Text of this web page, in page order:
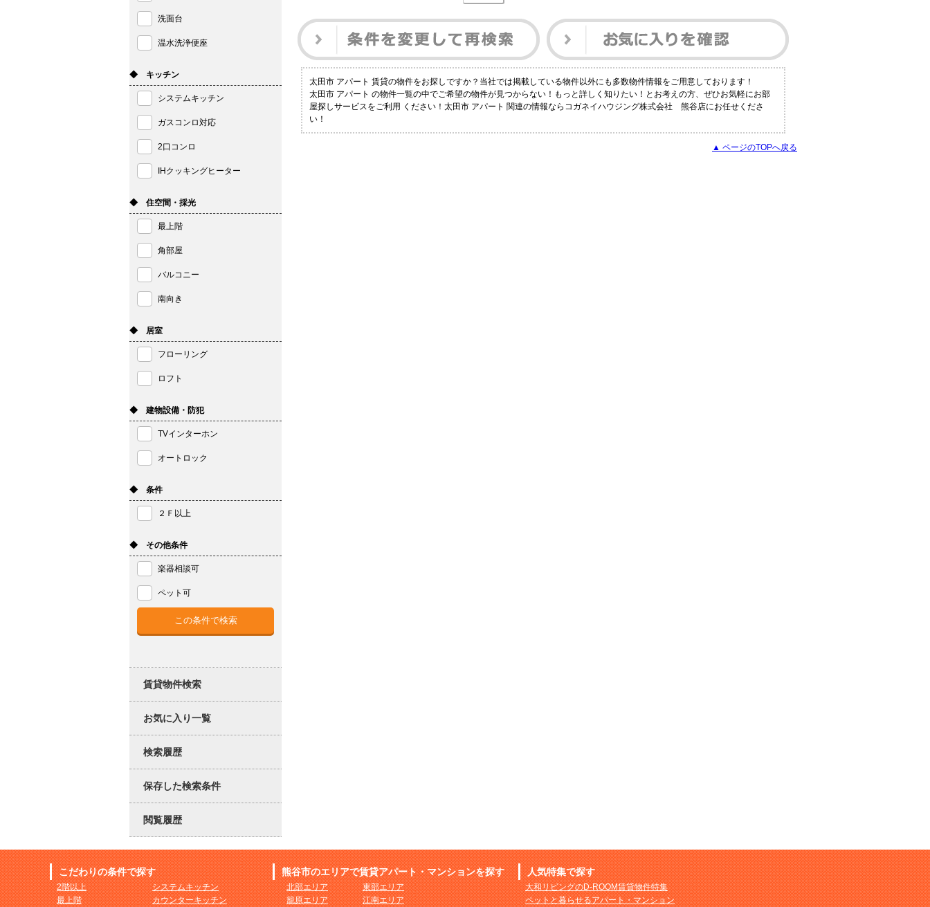
太田市 アパート 賃貸の物件をお探しですか？当社では掲載している物件以外にも多数物件情報をご用意しております！
太田市 アパート の物件一覧の中でご希望の物件が見つからない！もっと詳しく知りたい！とお考えの方、ぜひお気軽にお部
屋探しサービスをご利用 ください！太田市 アパート 関連の情報ならコガネイハウジング株式会社 熊谷店にお任せくださ
い！
▲ ページのTOPへ戻る
洗面台
温水洗浄便座
◆ キッチン
システムキッチン
ガスコンロ対応
2口コンロ
IHクッキングヒーター
◆ 住空間・採光
最上階
角部屋
バルコニー
南向き
◆ 居室
フローリング
ロフト
◆ 建物設備・防犯
TVインターホン
オートロック
◆ 条件
２Ｆ以上
◆ その他条件
楽器相談可
ペット可
賃貸物件検索
お気に入り一覧
検索履歴
保存した検索条件
閲覧履歴
こだわりの条件で探す
2階以上
最上階
システムキッチン
カウンターキッチン
熊谷市のエリアで賃貸アパート・マンションを探す
北部エリア
籠原エリア
東部エリア
江南エリア
人気特集で探す
大和リビングのD-ROOM賃貸物件特集
ペットと暮らせるアパート・マンション